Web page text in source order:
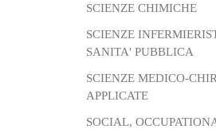
SCIENZE CHIMICHE
SCIENZE
SANITA' PUBBLICA
SCIENZE MEDICO-
APPLICATE
SOCIAL,